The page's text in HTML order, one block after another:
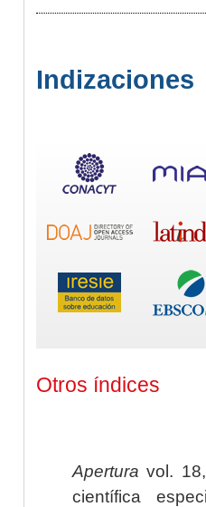
Indizaciones
Otros índices
Apertura vol.
científica